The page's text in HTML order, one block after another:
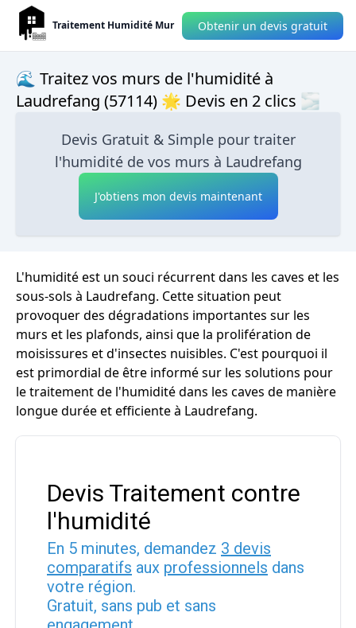
Traitement Humidité Mur Obtenir un devis gratuit
🌊 Traitez vos murs de l'humidité à
Laudrefang (57114) 🌟 Devis en 2 clics 🌫
Devis Gratuit & Simple pour traiter
l'humidité de vos murs à Laudrefang
J'obtiens mon devis maintenant
L'humidité est un souci récurrent dans les caves et les
sous-sols à Laudrefang. Cette situation peut
provoquer des dégradations importantes sur les
murs et les plafonds, ainsi que la prolifération de
moisissures et d'insectes nuisibles. C'est pourquoi il
est primordial de être informé sur les solutions pour
le traitement de l'humidité dans les caves de manière
longue durée et efficiente à Laudrefang.
Devis Traitement contre
l'humidité
En 5 minutes, demandez 3 devis
comparatifs aux professionnels dans
votre région.
Gratuit, sans pub et sans